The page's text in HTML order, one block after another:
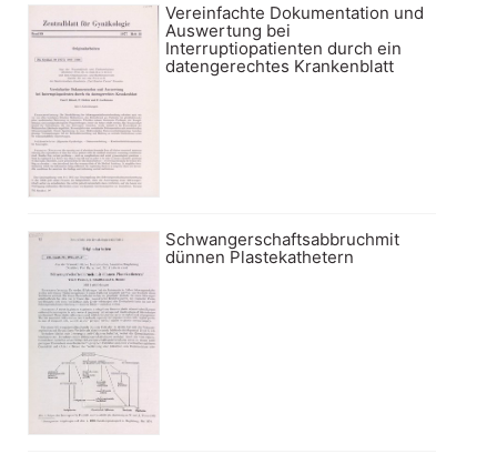
Vereinfachte Dokumentation und
Auswertung bei
Interruptiopatienten durch ein
datengerechtes Krankenblatt
Schwangerschaftsabbruchmit
dünnen Plastekathetern